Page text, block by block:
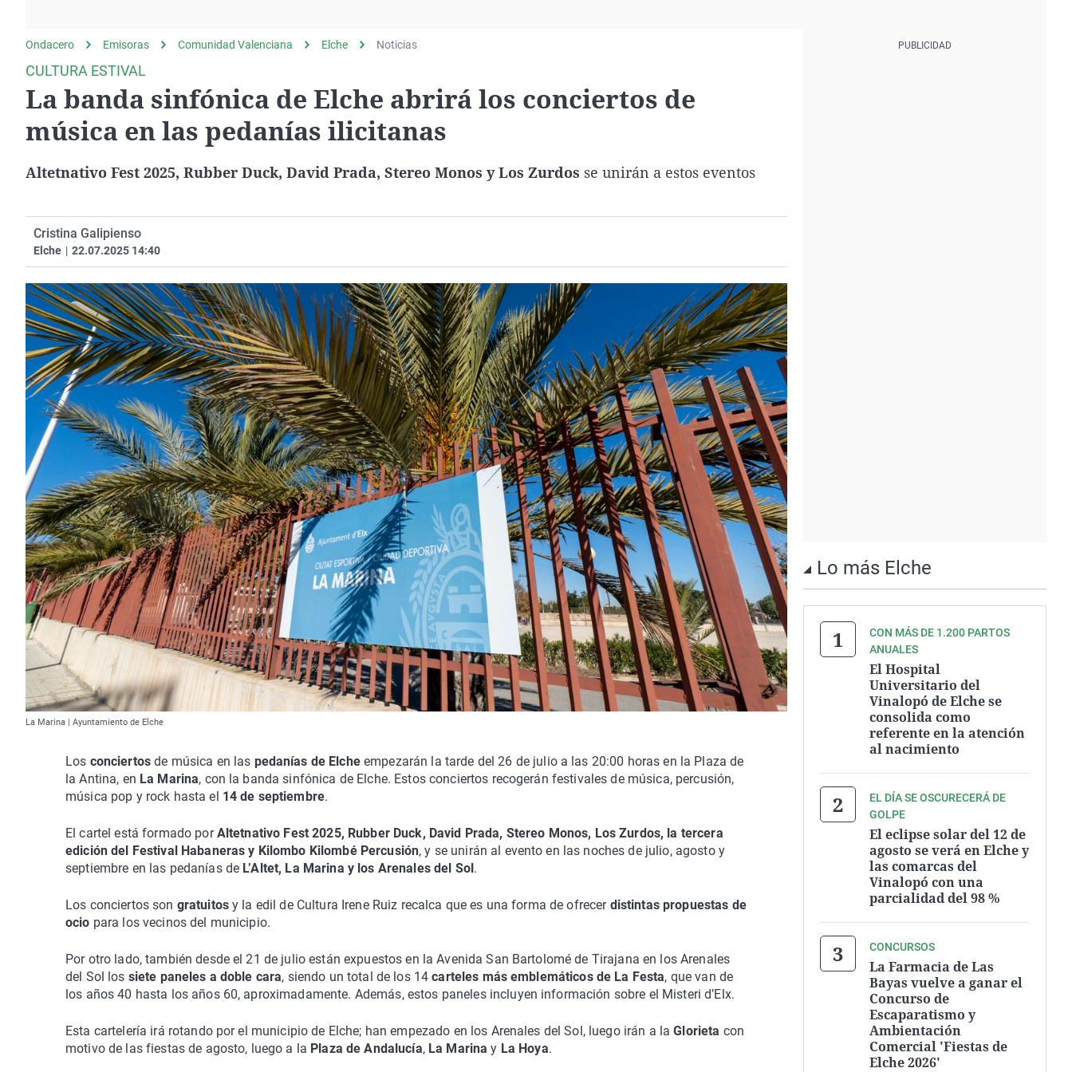
gato
Operación Viuda
Negra
Navarra
Ondacero Emisoras Comunidad Valenciana Elche Noticias
CULTURA ESTIVAL
La banda sinfónica de Elche abrirá los conciertos de
música en las pedanías ilicitanas
Altetnativo Fest 2025, Rubber Duck, David Prada, Stereo Monos y Los Zurdos se unirán a estos eventos
Cristina Galipienso
Elche | 22.07.2025 14:40
La Marina | Ayuntamiento de Elche
Los conciertosde música en las pedanías de Elcheempezarán la tarde del 26 de julio a las 20:00 horas en la Plaza de
la Antina, en La Marina, con la banda sinfónica de Elche. Estos conciertos recogerán festivales de música, percusión,
música pop y rock hasta el 14 de septiembre.
El cartel está formado porAltetnativo Fest 2025, Rubber Duck, David Prada, Stereo Monos, Los Zurdos, la tercera
edición del Festival Habaneras y Kilombo Kilombé Percusión, y se unirán al evento en las noches de julio, agosto y
septiembre en las pedanías de L’Altet, La Marina y los Arenales del Sol .
Los conciertos son gratuitosy la edil de Cultura Irene Ruiz recalca que es una forma de ofrecer distintas propuestas de
ocio para los vecinos del municipio.
Por otro lado, también desde el 21 de julio están expuestos en la Avenida San Bartolomé de Tirajana en los Arenales
del Sol los siete paneles a doble cara, siendo un total de los 14carteles más emblemáticos de La Festa, que van de
los años 40 hasta los años 60, aproximadamente. Además, estos paneles incluyen información sobre el Misteri d’Elx.
Esta cartelería irá rotando por el municipio de Elche; han empezado en los Arenales del Sol, luego irán a la Glorieta con
motivo de las fiestas de agosto, luego a la Plaza de Andalucía, La Marina y La Hoya.
Lo más Elche
CON MÁS DE 1.200 PARTOS
ANUALES
El Hospital
Universitario del
Vinalopó de Elche se
consolida como
referente en la atención
al nacimiento
EL DÍA SE OSCURECERÁ DE
GOLPE
El eclipse solar del 12 de
agosto se verá en Elche y
las comarcas del
Vinalopó con una
parcialidad del 98 %
CONCURSOS
La Farmacia de Las
Bayas vuelve a ganar el
Concurso de
Escaparatismo y
Ambientación
Comercial 'Fiestas de
Elche 2026'